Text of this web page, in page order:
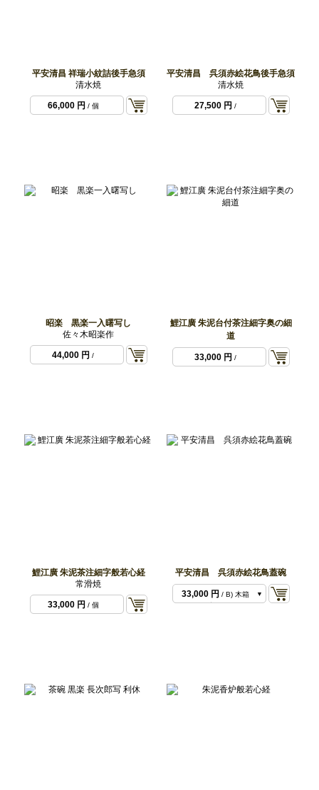
平安清昌 祥瑞小紋詰後手急須
清水焼
66,000 円 / 個
平安清昌 呉須赤絵花鳥後手急須
清水焼
27,500 円 /
昭楽 黒楽一入曙写し
佐々木昭楽作
44,000 円 /
鯉江廣 朱泥台付茶注細字奥の細
道
33,000 円 /
鯉江廣 朱泥茶注細字般若心経
常滑焼
33,000 円 / 個
平安清昌 呉須赤絵花鳥蓋碗
27,500 円/ A) 化粧
33,000 円 / B) 木箱
入り